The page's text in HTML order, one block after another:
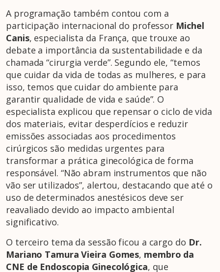
A programação também contou com a
participação internacional do professor Michel
Canis, especialista da França, que trouxe ao
debate a importância da sustentabilidade e da
chamada “cirurgia verde”. Segundo ele, “temos
que cuidar da vida de todas as mulheres, e para
isso, temos que cuidar do ambiente para
garantir qualidade de vida e saúde”. O
especialista explicou que repensar o ciclo de vida
dos materiais, evitar desperdícios e reduzir
emissões associadas aos procedimentos
cirúrgicos são medidas urgentes para
transformar a prática ginecológica de forma
responsável. “Não abram instrumentos que não
vão ser utilizados”, alertou, destacando que até o
uso de determinados anestésicos deve ser
reavaliado devido ao impacto ambiental
significativo.
O terceiro tema da sessão ficou a cargo do Dr.
Mariano Tamura Vieira Gomes, membro da
CNE de Endoscopia Ginecológica, que